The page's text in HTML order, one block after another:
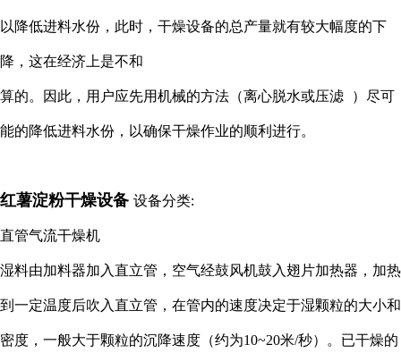
以降低进料水份，此时，干燥设备的总产量就有较大幅度的下
降，这在经济上是不和
算的。因此，用户应先用机械的方法（离心脱水或压滤 ）尽可
能的降低进料水份，以确保干燥作业的顺利进行。
红薯淀粉干燥设备 设备分类:
直管气流干燥机
湿料由加料器加入直立管，空气经鼓风机鼓入翅片加热器，加热
到一定温度后吹入直立管，在管内的速度决定于湿颗粒的大小和
密度，一般大于颗粒的沉降速度（约为10~20米/秒）。已干燥的